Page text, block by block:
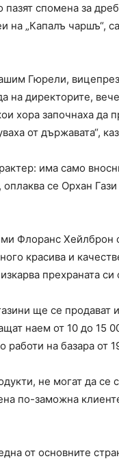
пазят спомена за
„Капалъ чаршъ“,
Гюрели,
на директорите,
хора започнаха да
от държавата“,
има само
се Орхан
Флоранс
красива и
прехраната си
ще се
наем от 10 до 15
работи на базара от
не могат да се
по-заможна
от основните